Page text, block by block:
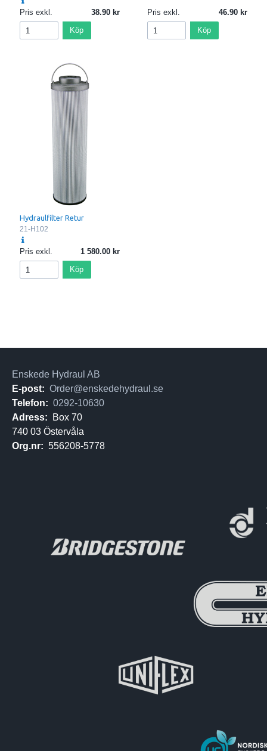
Pris exkl. 38.90
Köp
Pris exkl. 46.90
Köp
Hydraulfilter Retur
21-H102
Pris exkl. 1 580.00
Köp
Enskede Hydraul AB
E-post: Order@enskedehydraul.se
Telefon: 0292-10630
Adress:
Box 70
740 03 Östervåla
Org.nr: 556208-5778